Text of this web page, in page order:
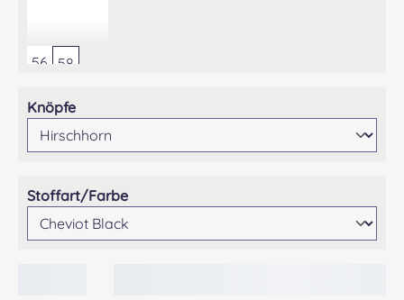
56 58
Knöpfeauswählen
Stoffart/Farbeauswählen